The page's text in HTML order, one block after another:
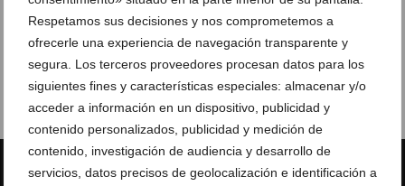
Respetamos sus decisiones y nos comprometemos a
ofrecerle una experiencia de navegación transparente y
segura. Los terceros proveedores procesan datos para los
siguientes fines y características especiales: almacenar y/o
acceder a información en un dispositivo, publicidad y
contenido personalizados, publicidad y medición de
contenido, investigación de audiencia y desarrollo de
servicios, datos precisos de geolocalización e identificación a